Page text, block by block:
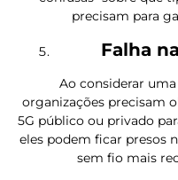
precisam para
Falha
Ao considerar
organizações precisam
5G público ou privado
eles podem ficar presos
sem fio mais